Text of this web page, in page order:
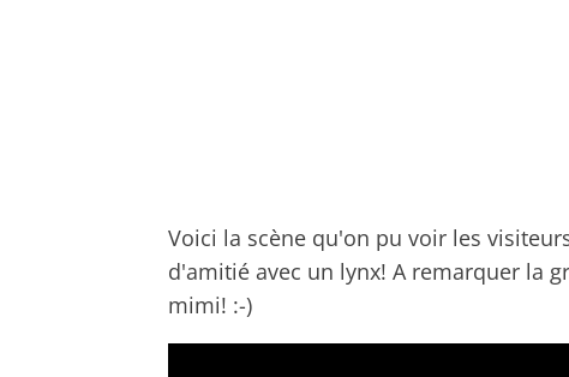
Voici la scène qu'on pu voir les
d'amitié avec un lynx! A remarquer la
mimi! :-)